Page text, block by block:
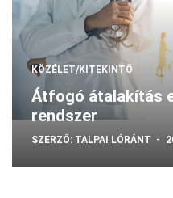
KÖZÉLET/KITEKINTŐ
Átfogó átalakítás
rendszer
SZERZŐ: TALPAI LÓRÁNT